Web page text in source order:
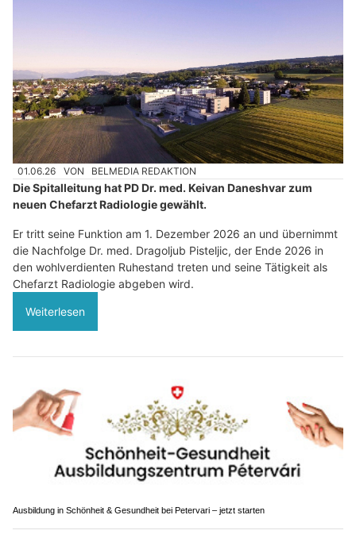
01.06.26 VON BELMEDIA REDAKTION
Die Spitalleitung hat PD Dr. med. Keivan Daneshvar zum
neuen Chefarzt Radiologie gewählt.
Er tritt seine Funktion am 1. Dezember 2026 an und übernimmt
die Nachfolge Dr. med. Dragoljub Pisteljic, der Ende 2026 in
den wohlverdienten Ruhestand treten und seine Tätigkeit als
Chefarzt Radiologie abgeben wird.
Weiterlesen
Ausbildung in Schönheit & Gesundheit bei Petervari – jetzt starten